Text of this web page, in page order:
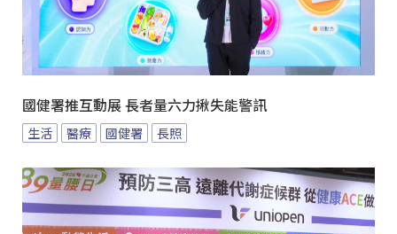
國健署推互動展 長者量六力揪失能警訊
生活 醫療 國健署 長照